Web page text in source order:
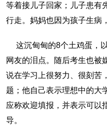
等着接儿子回家；儿子患有
行走。妈妈也因为孩子生病
这沉甸甸的8个土鸡蛋，
网友的泪点。随后考生也被
说在学习上很努力、很刻苦
题；他自己表示理想中的大
应称欢迎填报，并表示可以
导。